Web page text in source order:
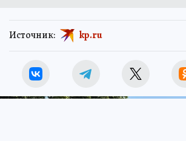
Источник: kp.ru